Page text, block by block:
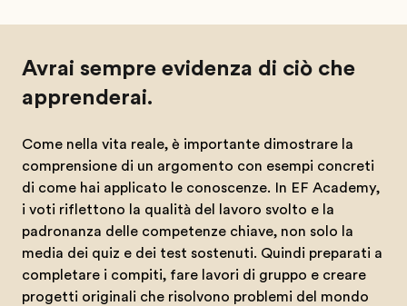
Avrai sempre evidenza di ciò che
apprenderai.
Come nella vita reale, è importante dimostrare la
comprensione di un argomento con esempi concreti
di come hai applicato le conoscenze. In EF Academy,
i voti riflettono la qualità del lavoro svolto e la
padronanza delle competenze chiave, non solo la
media dei quiz e dei test sostenuti. Quindi preparati a
completare i compiti, fare lavori di gruppo e creare
progetti originali che risolvono problemi del mondo